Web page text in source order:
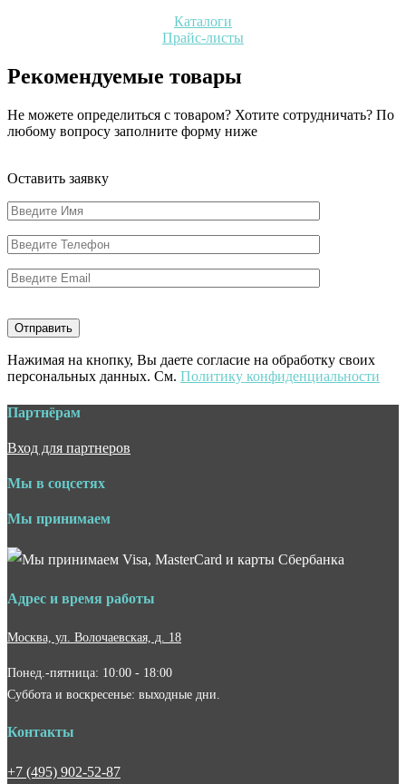
Каталоги
Прайс-листы
Рекомендуемые товары
Не можете определиться с товаром? Хотите сотрудничать? По
любому вопросу заполните форму ниже
Оставить заявку
Нажимая на кнопку, Вы даете согласие на обработку своих
персональных данных. См. Политику конфиденциальности
Партнёрам
Вход для партнеров
Мы в соцсетях
Мы принимаем
Адрес и время работы
Москва, ул. Волочаевская, д. 18
Понед.-пятница: 10:00 - 18:00
Суббота и воскресенье: выходные дни.
Контакты
+7 (495) 902-52-87